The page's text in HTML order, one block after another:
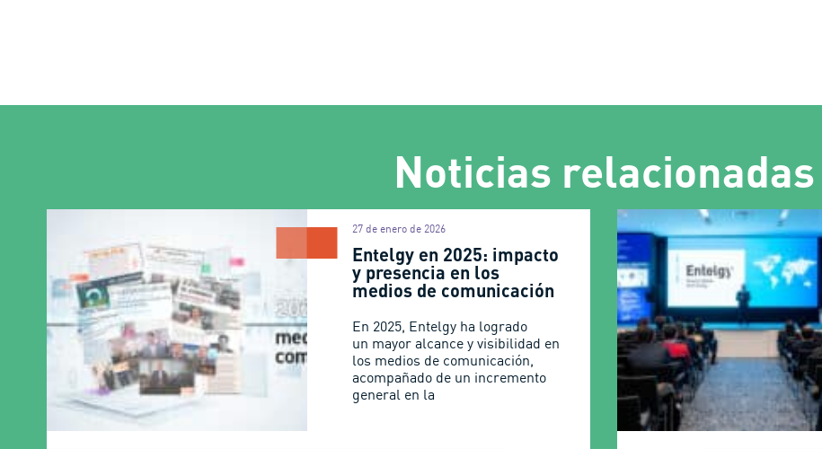
Noticias relacionadas
Entelgy en 2025: impacto
y presencia en los
medios de comunicación
27 de enero de 2026
En 2025, Entelgy ha logrado
un mayor alcance y visibilidad en
los medios de comunicación,
acompañado de un incremento
general en la